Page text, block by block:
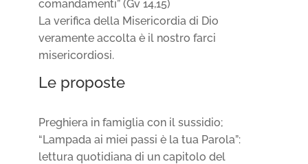
comandamenti” (Gv 14,15)
La verifica della Misericordia di Dio
veramente accolta è il nostro farci
misericordiosi.
Le proposte
Preghiera in famiglia con il sussidio;
“Lampada ai miei passi è la tua Parola”:
lettura quotidiana di un capitolo del